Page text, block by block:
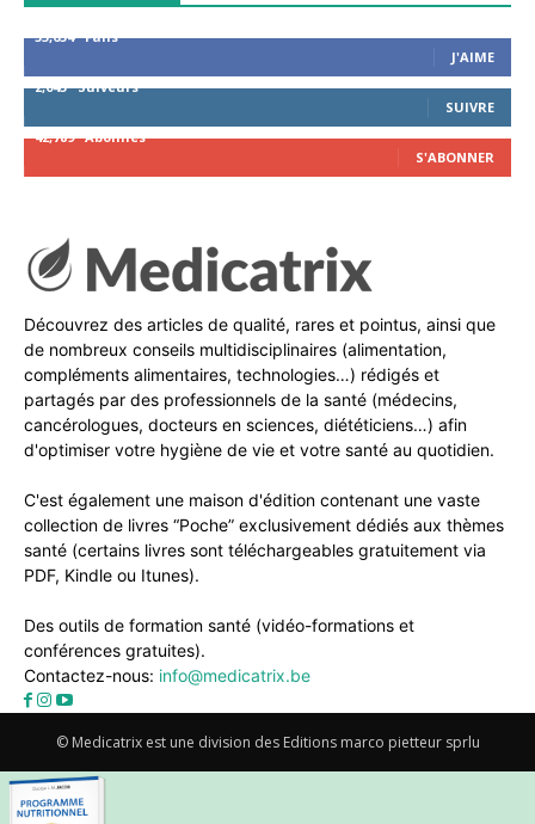
53,654
Fans
J'AIME
2,043 Suiveurs
SUIVRE
42,789 Abonnés
S'ABONNER
Découvrez des articles de qualité, rares et pointus, ainsi que
de nombreux conseils multidisciplinaires (alimentation,
compléments alimentaires, technologies…) rédigés et
partagés par des professionnels de la santé (médecins,
cancérologues, docteurs en sciences, diététiciens…) afin
d'optimiser votre hygiène de vie et votre santé au quotidien.
C'est également une maison d'édition contenant une vaste
collection de livres “Poche” exclusivement dédiés aux thèmes
santé (certains livres sont téléchargeables gratuitement via
PDF, Kindle ou Itunes).
Des outils de formation santé (vidéo-formations et
conférences gratuites).
Contactez-nous: info@medicatrix.be
© Medicatrix est une division des Editions marco pietteur sprlu